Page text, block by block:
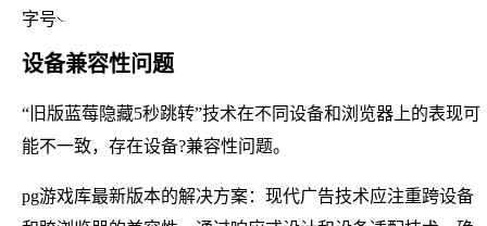
字号
设备兼容性问题
“旧版蓝莓隐藏5秒跳转”技术在不同设备和浏览器上的表现可
能不一致，存在设备?兼容性问题。
pg游戏库最新版本的解决方案：现代广告技术应注重跨设备